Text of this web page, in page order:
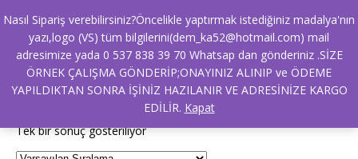
Ana Sayfa / Ürünler “madalya metali satış” olarak etiketlendi
madalya metali satış
Tek bir sonuç gösteriliyor
Nasıl Sipariş verebilirsiniz?Öncelikle yaptırmak istediğiniz madalya'nın
yazı,logo (VS) tüm bilgilerini(dem_ka52@hotmail.com) mail
adresimize yada 0 537 838 39 70 Whatsap dan gönderiniz .SİZE
ÖRNEK ÇALIŞMA GÖNDERİP;ONAYINIZ ALINIP ve ÖDEME
YAPILDIKTAN SONRA İŞİNİZ HAZILANIR VE ADRESİNİZE KARGO
EDİLİR. Kapat